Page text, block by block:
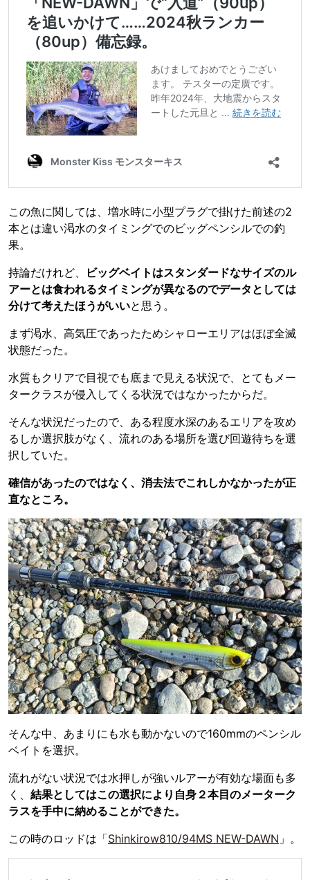
この魚に関しては、増水時に小型プラグで掛けた前述の2
本とは違い渇水のタイミングでのビッグペンシルでの釣
果。
持論だけれど、
ビッグベイトはスタンダードなサイズのル
アーとは食われるタイミングが異なるのでデータとしては
分けて考えたほうがいいと思う。
まず渇水、高気圧であったためシャローエリアはほぼ全滅
状態だった。
水質もクリアで目視でも底まで見える状況で、とてもメー
タークラスが侵入してくる状況ではなかったからだ。
そんな状況だったので、ある程度水深のあるエリアを攻め
るしか選択肢がなく、流れのある場所を選び回遊待ちを選
択していた。
確信があったのではなく、消去法でこれしかなかったが正
直なところ。
そんな中、あまりにも水も動かないので160mmのペンシル
ベイトを選択。
流れがない状況では水押しが強いルアーが有効な場面も多
く、 結果としてはこの選択により自身２本目のメーターク
ラスを手中に納めることができた。
この時のロッドは「Shinkirow810/94MS NEW-DAWN 」。